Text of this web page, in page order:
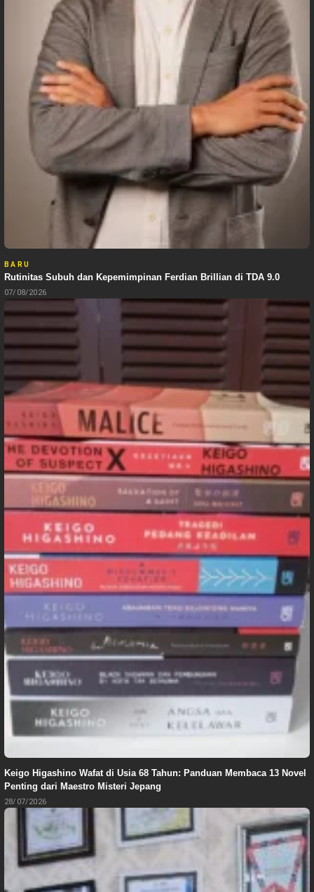
BARU
Rutinitas Subuh dan Kepemimpinan Ferdian Brillian di TDA 9.0
07/08/2026
Keigo Higashino Wafat di Usia 68 Tahun: Panduan Membaca 13 Novel
Penting dari Maestro Misteri Jepang
28/07/2026